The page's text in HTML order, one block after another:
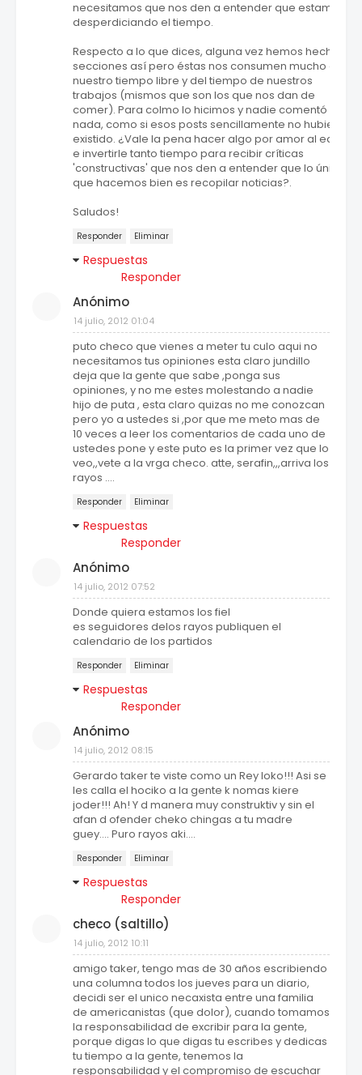
necesitamos que nos den a entender que estamos
desperdiciando el tiempo.
Respecto a lo que dices, alguna vez hemos hecho
secciones así pero éstas nos consumen mucho de
nuestro tiempo libre y del tiempo de nuestros
trabajos (mismos que son los que nos dan de
comer). Para colmo lo hicimos y nadie comentó
nada, como si esos posts sencillamente no hubieran
existido. ¿Vale la pena hacer algo por amor al equipo
e invertirle tanto tiempo para recibir críticas
'constructivas' que nos den a entender que lo único
que hacemos bien es recopilar noticias?.
Saludos!
Responder Eliminar
Respuestas
Responder
Anónimo
14 julio, 2012 01:04
puto checo que vienes a meter tu culo aqui no
necesitamos tus opiniones esta claro jundillo
deja que la gente que sabe ,ponga sus
opiniones, y no me estes molestando a nadie
hijo de puta , esta claro quizas no me conozcan
pero yo a ustedes si ,por que me meto mas de
10 veces a leer los comentarios de cada uno de
ustedes pone y este puto es la primer vez que lo
veo,,vete a la vrga checo. atte, serafin,,,arriva los
rayos ....
Responder Eliminar
Respuestas
Responder
Anónimo
14 julio, 2012 07:52
Donde quiera estamos los fiel
es seguidores delos rayos publiquen el
calendario de los partidos
Responder Eliminar
Respuestas
Responder
Anónimo
14 julio, 2012 08:15
Gerardo taker te viste como un Rey loko!!! Asi se
les calla el hociko a la gente k nomas kiere
joder!!! Ah! Y d manera muy construktiv y sin el
afan d ofender cheko chingas a tu madre
guey.... Puro rayos aki....
Responder Eliminar
Respuestas
Responder
checo (saltillo)
14 julio, 2012 10:11
amigo taker, tengo mas de 30 años escribiendo
una columna todos los jueves para un diario,
decidi ser el unico necaxista entre una familia
de americanistas (que dolor), cuando tomamos
la responsabilidad de excribir para la gente,
porque digas lo que digas tu escribes y dedicas
tu tiempo a la gente, tenemos la
responsabilidad y el compromiso de escuchar